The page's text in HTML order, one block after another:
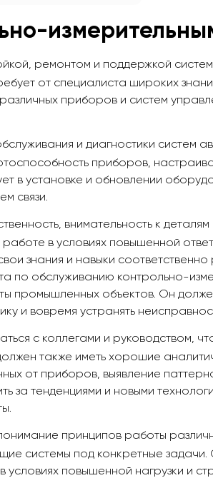
ремонтом и поддержкой
от специалиста широких
приборов и систем
и диагностики систем
приборов,
в установке и обновлении
связи.
внимательность к
в условиях повышенной
знания и навыки
по обслуживанию контрольно-
промышленных объектов. Он
и вовремя устранять
с коллегами и руководством,
также иметь хорошие
от приборов, выявление
за тенденциями и новыми
принципов работы
системы под конкретные
условиях повышенной нагрузки и